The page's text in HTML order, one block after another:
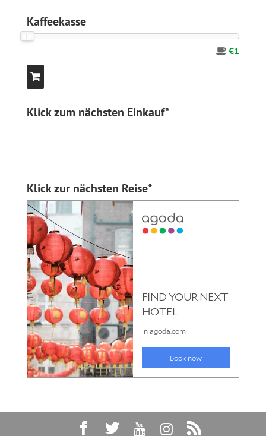
Kaffeekasse
€1
Klick zum nächsten Einkauf*
Klick zur nächsten Reise*